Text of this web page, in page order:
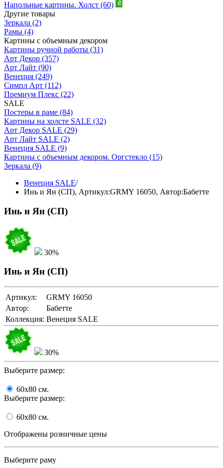
Напольные картины. Холст (60)
Другие товары
Зеркала (2)
Рамы (4)
Картины с объемным декором
Картины ручной работы (31)
Арт Декор (357)
Арт Лайт (90)
Венеция (249)
Симпл Арт (112)
Премиум Плекс (22)
SALE
Постеры в раме (84)
Картины на холсте SALE (32)
Арт Декор SALE (29)
Арт Лайт SALE (2)
Венеция SALE (9)
Картины с объемным декором. Оргстекло (15)
Зеркала (9)
Венеция SALE/
Инь и Ян (СП), Артикул:GRMY 16050, Автор:Бабетте
Инь и Ян (СП)
30%
Инь и Ян (СП)
Артикул:
GRMY 16050
Автор:
Бабетте
Коллекция: Венеция SALE
30%
Выберите размер:
60x80 cм.
Выберите размер:
60x80 cм.
Отображены розничные цены
Выберите раму